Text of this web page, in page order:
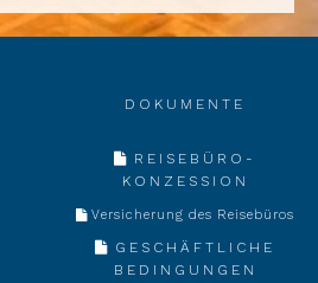
DOKUMENTE
REISEBÜRO-
KONZESSION
Versicherung des Reisebüros
GESCHÄFTLICHE
BEDINGUNGEN